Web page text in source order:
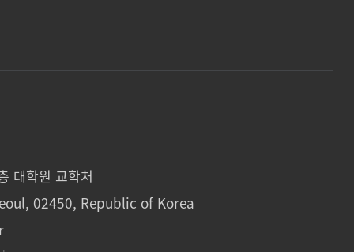
대학원 교학처
02450, Republic of Korea